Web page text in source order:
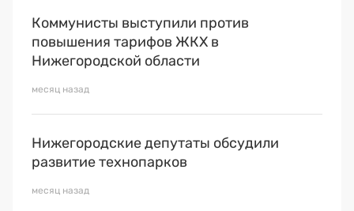
Коммунисты выступили против
повышения тарифов ЖКХ в
Нижегородской области
месяц назад
Нижегородские депутаты обсудили
развитие технопарков
месяц назад